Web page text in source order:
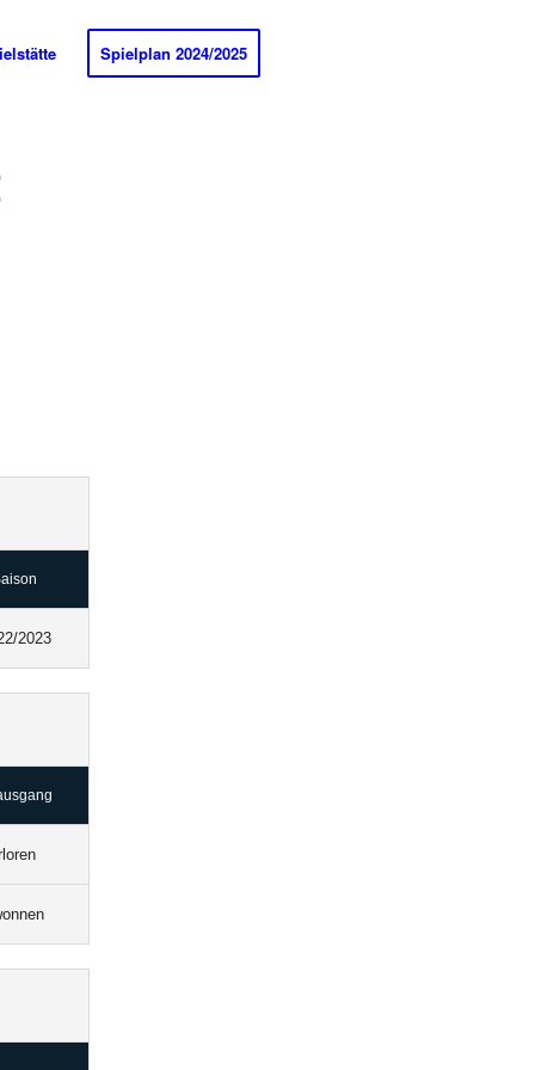
Spielplan 2024/2025
2023